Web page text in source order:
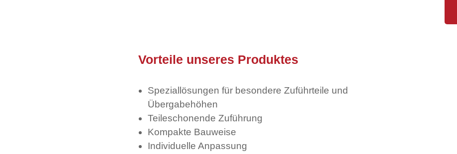
Vorteile unseres Produktes
Speziallösungen für besondere Zuführteile und
Übergabehöhen
Teileschonende Zuführung
Kompakte Bauweise
Individuelle Anpassung